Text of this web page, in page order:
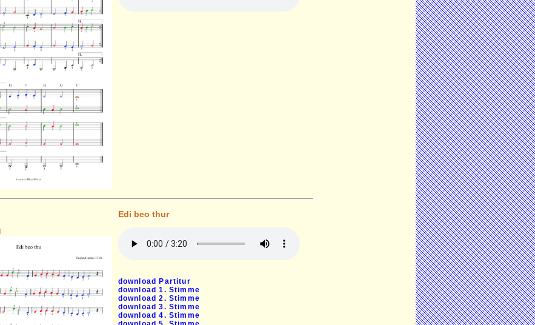
Edi beo thur
download Partitur
download 1. Stimme
download 2. Stimme
download 3. Stimme
download 4. Stimme